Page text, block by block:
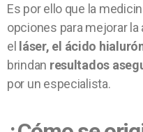
Es por ello que la
opciones para mejorar
el láser, el ácido
brindan resultados
por un especialista.